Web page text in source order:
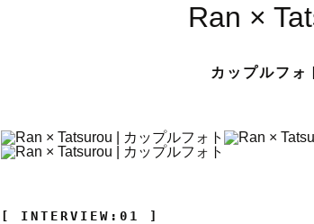
Ran ×
カップルフォ
[ INTERVIEW:01 ]